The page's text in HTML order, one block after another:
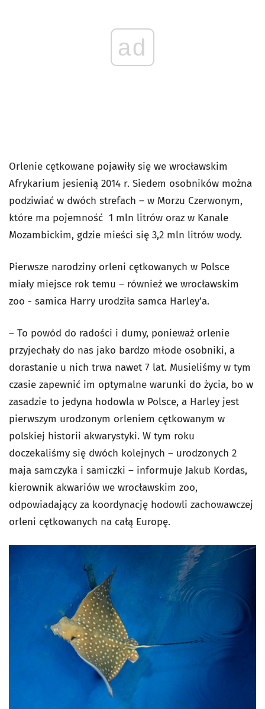
ad
Orlenie cętkowane pojawiły się we wrocławskim
Afrykarium jesienią 2014 r. Siedem osobników można
podziwiać w dwóch strefach – w Morzu Czerwonym,
które ma pojemność 1 mln litrów oraz w Kanale
Mozambickim, gdzie mieści się 3,2 mln litrów wody.
Pierwsze narodziny orleni cętkowanych w Polsce
miały miejsce rok temu – również we wrocławskim
zoo - samica Harry urodziła samca Harley’a.
– To powód do radości i dumy, ponieważ orlenie
przyjechały do nas jako bardzo młode osobniki, a
dorastanie u nich trwa nawet 7 lat. Musieliśmy w tym
czasie zapewnić im optymalne warunki do życia, bo w
zasadzie to jedyna hodowla w Polsce, a Harley jest
pierwszym urodzonym orleniem cętkowanym w
polskiej historii akwarystyki. W tym roku
doczekaliśmy się dwóch kolejnych – urodzonych 2
maja samczyka i samiczki – informuje Jakub Kordas,
kierownik akwariów we wrocławskim zoo,
odpowiadający za koordynację hodowli zachowawczej
orleni cętkowanych na całą Europę.